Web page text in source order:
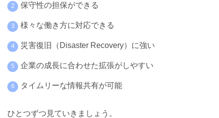
保守性の担保ができる
様々な働き方に対応できる
災害復旧（Disaster Recovery）に強い
企業の成長に合わせた拡張がしやすい
タイムリーな情報共有が可能
ひとつずつ見ていきましょう。